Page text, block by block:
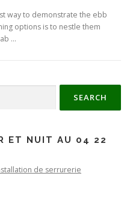
way to demonstrate the ebb
options is to nestle them
…
ET NUIT AU 04 22
de serrurerie